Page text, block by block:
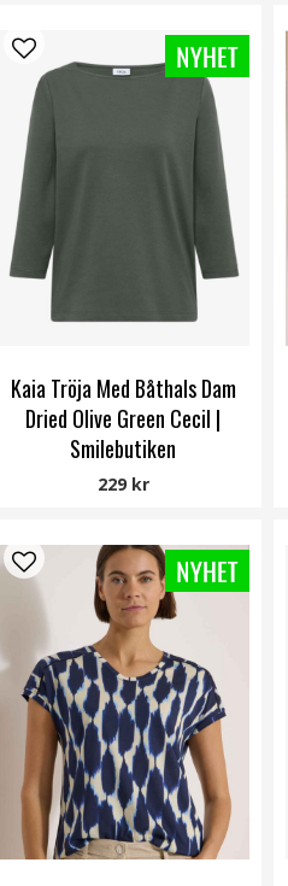
Kaia Tröja Med Båthals Dam
Dried Olive Green Cecil |
Smilebutiken
Cecil
229 kr